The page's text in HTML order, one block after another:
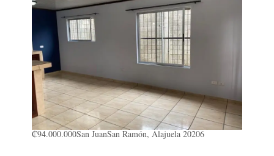
₡94.000.000San JuanSan Ramón, Alajuela 20206